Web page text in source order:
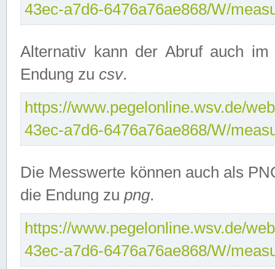
43ec-a7d6-6476a76ae868/W/
Alternativ kann der Abruf auch
Endung zu csv.
https://www.pegelonline.wsv.de/
43ec-a7d6-6476a76ae868/W/
Die Messwerte können auch als
die Endung zu png.
https://www.pegelonline.wsv.de/
43ec-a7d6-6476a76ae868/W/